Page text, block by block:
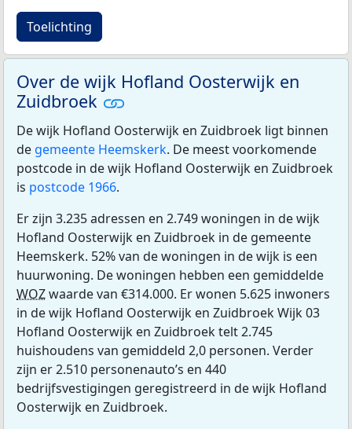
Toelichting
Over de wijk Hofland Oosterwijk en
Zuidbroek
De wijk Hofland Oosterwijk en Zuidbroek ligt binnen
de gemeente Heemskerk. De meest voorkomende
postcode in de wijk Hofland Oosterwijk en Zuidbroek
is postcode 1966.
Er zijn 3.235 adressen en 2.749 woningen in de wijk
Hofland Oosterwijk en Zuidbroek in de gemeente
Heemskerk. 52% van de woningen in de wijk is een
huurwoning. De woningen hebben een gemiddelde
WOZwaarde van €314.000. Er wonen 5.625 inwoners
in de wijk Hofland Oosterwijk en Zuidbroek Wijk 03
Hofland Oosterwijk en Zuidbroek telt 2.745
huishoudens van gemiddeld 2,0 personen. Verder
zijn er 2.510 personenauto’s en 440
bedrijfsvestigingen geregistreerd in de wijk Hofland
Oosterwijk en Zuidbroek.